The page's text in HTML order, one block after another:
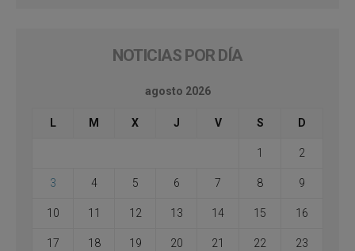
NOTICIAS POR DÍA
agosto 2026
L M X J V S D
1 2
3 4 5 6 7 8 9
10 11 12 13 14 15 16
17 18 19 20 21 22 23